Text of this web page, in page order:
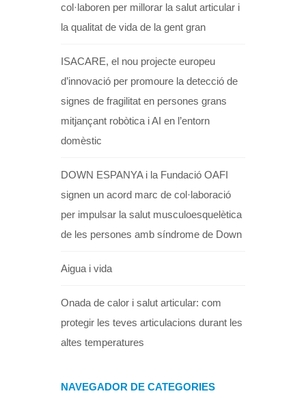
col·laboren per millorar la salut articular i
la qualitat de vida de la gent gran
ISACARE, el nou projecte europeu
d’innovació per promoure la detecció de
signes de fragilitat en persones grans
mitjançant robòtica i AI en l’entorn
domèstic
DOWN ESPANYA i la Fundació OAFI
signen un acord marc de col·laboració
per impulsar la salut musculoesquelètica
de les persones amb síndrome de Down
Aigua i vida
Onada de calor i salut articular: com
protegir les teves articulacions durant les
altes temperatures
NAVEGADOR DE CATEGORIES